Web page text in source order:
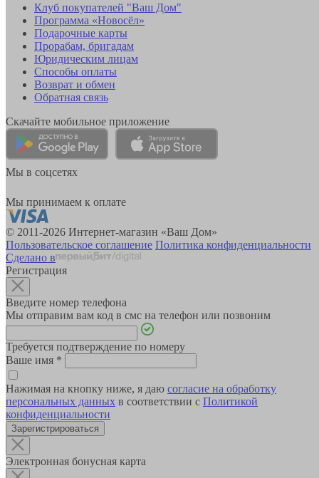
Клуб покупателей "Ваш Дом"
Программа «Новосёл»
Подарочные карты
Прорабам, бригадам
Юридическим лицам
Способы оплаты
Возврат и обмен
Обратная связь
Скачайте мобильное приложение
Мы в соцсетях
Мы принимаем к оплате
© 2011-2026 Интернет-магазин «Ваш Дом»
Пользовательское соглашение Политика конфиденциальности
Сделано в
Регистрация
Введите номер телефона
Мы отправим вам код в смс на телефон или позвоним
Требуется подтверждение по номеру
Ваше имя *
Нажимая на кнопку ниже, я даю согласие на обработку
персональных данных в соответствии с Политикой
конфиденциальности
Зарегистрироваться
Электронная бонусная карта